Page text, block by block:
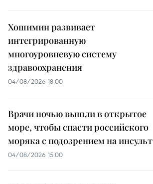
Хошимин развивает
интегрированную
многоуровневую систему
здравоохранения
04/08/2026 18:00
Врачи ночью вышли в открытое
море, чтобы спасти российского
моряка с подозрением на инсульт
04/08/2026 15:00